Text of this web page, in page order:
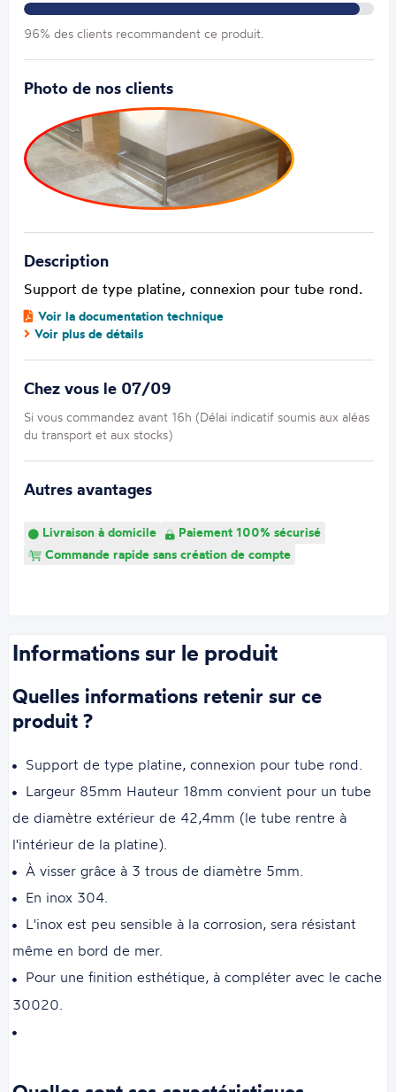
96% des clients recommandent ce produit.
Photo de nos clients
Description
Support de type platine, connexion pour tube rond.
Voir la documentation technique
Voir plus de détails
Chez vous le 07/09
Si vous commandez avant 16h (Délai indicatif soumis aux aléas
du transport et aux stocks)
Autres avantages
Livraison à domicile
Paiement 100% sécurisé
Commande rapide sans création de compte
Informations sur le produit
Quelles informations retenir sur ce
produit ?
Support de type platine, connexion pour tube rond.
Largeur 85mm Hauteur 18mm convient pour un tube
de diamètre extérieur de 42,4mm (le tube rentre à
l'intérieur de la platine).
À visser grâce à 3 trous de diamètre 5mm.
En inox 304.
L'inox est peu sensible à la corrosion, sera résistant
même en bord de mer.
Pour une finition esthétique, à compléter avec le cache
30020.